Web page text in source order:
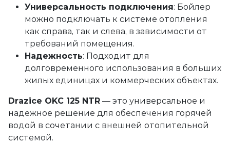
Универсальность подключения: Бойлер
можно подключать к системе отопления
как справа, так и слева, в зависимости от
требований помещения.
Надежность: Подходит для
долговременного использования в больших
жилых единицах и коммерческих объектах.
Drazice OKC 125 NTR — это универсальное и
надежное решение для обеспечения горячей
водой в сочетании с внешней отопительной
системой.